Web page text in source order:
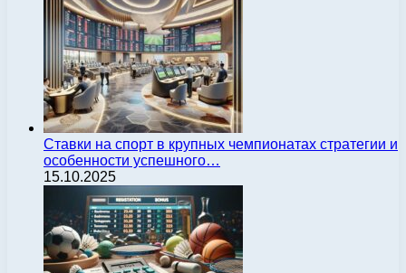
Ставки на спорт в крупных чемпионатах стратегии и
особенности успешного…
15.10.2025